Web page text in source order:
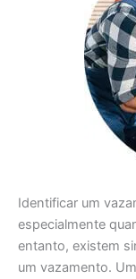
Identificar um
especialmente
entanto, existem
um vazamento.